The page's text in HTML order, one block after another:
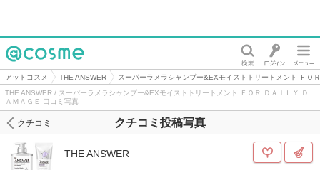
@cosme
アットコスメ THE ANSWER
スーパーラメラシャンプー&EXモイストトリートメント ＦＯ
THE ANSWER / スーパーラメラシャンプー&EXモイストトリートメント ＦＯＲ ＤＡＩＬＹ Ｄ
ＡＭＡＧＥ 口コミ写真
クチコミ投稿写真
クチコミ
THE ANSWER